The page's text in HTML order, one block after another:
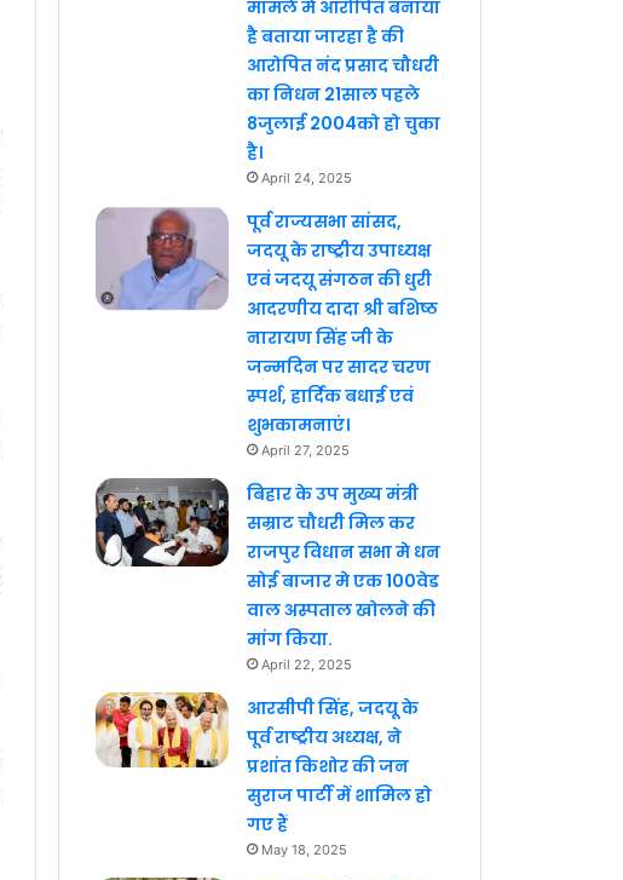
मामले मे आरोपित बनाया
है बताया जारहा है की
आरोपित नंद प्रसाद चौधरी
का निधन 21साल पहले
8जुलाई 2004को हो चुका
है।
April 24, 2025
पूर्व राज्यसभा सांसद,
जदयू के राष्ट्रीय उपाध्यक्ष
एवं जदयू संगठन की धुरी
आदरणीय दादा श्री बशिष्ठ
नारायण सिंह जी के
जन्मदिन पर सादर चरण
स्पर्श, हार्दिक बधाई एवं
शुभकामनाएं।
April 27, 2025
बिहार के उप मुख्य मंत्री
सम्राट चौधरी मिल कर
राजपुर विधान सभा मे धन
सोई बाजार मे एक 100वेड
वाल अस्पताल खोलने की
मांग किया.
April 22, 2025
आरसीपी सिंह, जदयू के
पूर्व राष्ट्रीय अध्यक्ष, ने
प्रशांत किशोर की जन
सुराज पार्टी में शामिल हो
गए हैं
May 18, 2025